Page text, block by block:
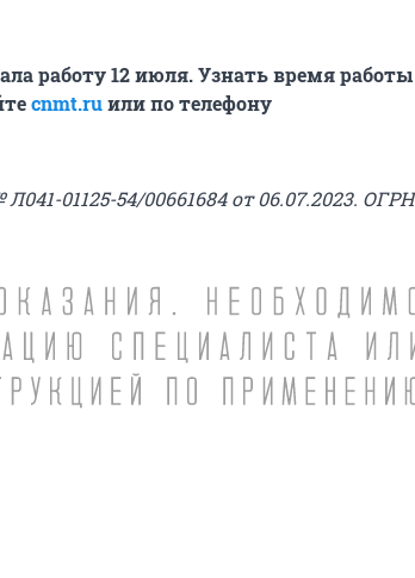
работу 12 июля. Узнать время работы
cnmt.ruили по телефону
01125-54/00661684 от 06.07.2023. ОГРН